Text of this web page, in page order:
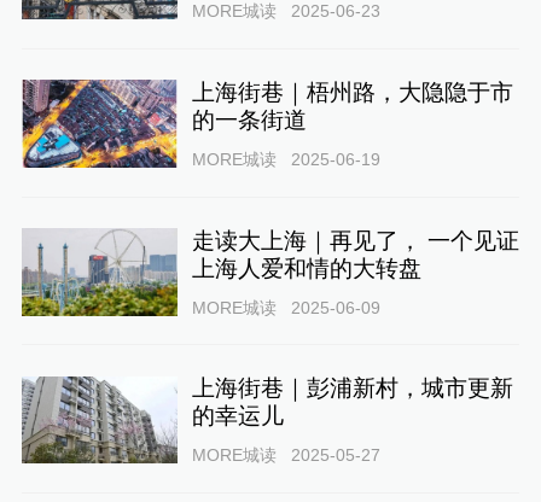
MORE城读 2025-06-23
上海街巷｜梧州路，大隐隐于市
的一条街道
MORE城读 2025-06-19
走读大上海｜再见了， 一个见证
上海人爱和情的大转盘
MORE城读 2025-06-09
上海街巷｜彭浦新村，城市更新
的幸运儿
MORE城读 2025-05-27